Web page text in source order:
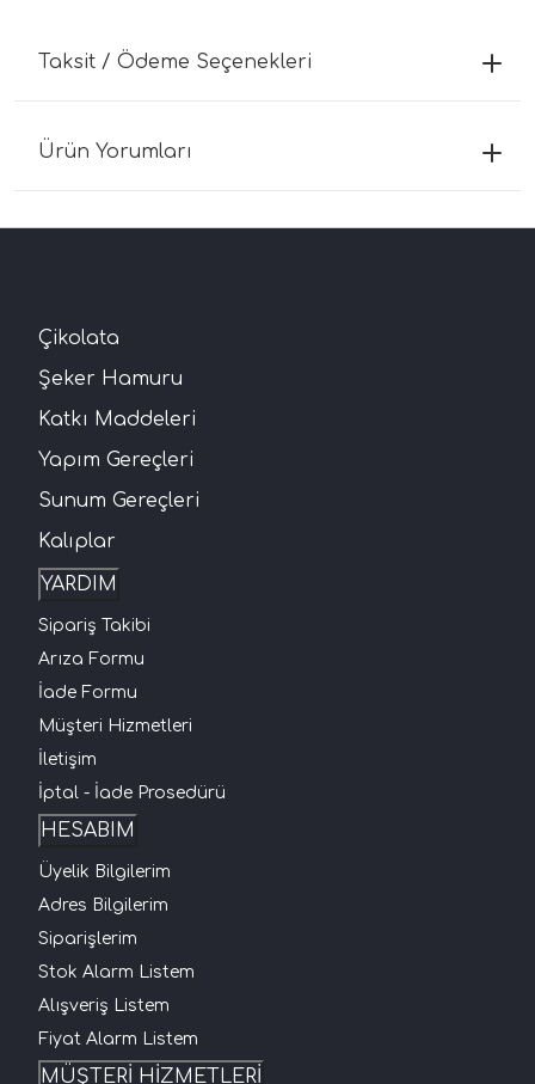
Taksit / Ödeme Seçenekleri
Ürün Yorumları
Çikolata
Şeker Hamuru
Katkı Maddeleri
Yapım Gereçleri
Sunum Gereçleri
Kalıplar
YARDIM
Sipariş Takibi
Arıza Formu
İade Formu
Müşteri Hizmetleri
İletişim
İptal - İade Prosedürü
HESABIM
Üyelik Bilgilerim
Adres Bilgilerim
Siparişlerim
Stok Alarm Listem
Alışveriş Listem
Fiyat Alarm Listem
MÜŞTERİ HİZMETLERİ